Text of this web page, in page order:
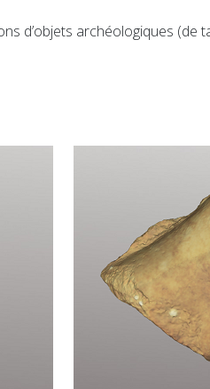
d’objets archéologiques